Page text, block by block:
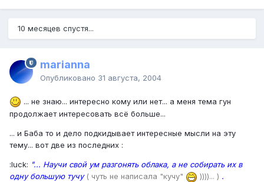
10 месяцев спустя...
marianna
Опубликовано 31 августа, 2004
... не знаю... интересно кому или нет... а меня тема гун
продолжает интересовать всё больше...
... и Баба то и дело подкидывает интересные мысли на эту
тему... вот две из последних :
:luck: "... Научи свой ум разгонять облака, а не собирать их в
одну большую тучу ( чуть не написала "кучу" ))))... ) .